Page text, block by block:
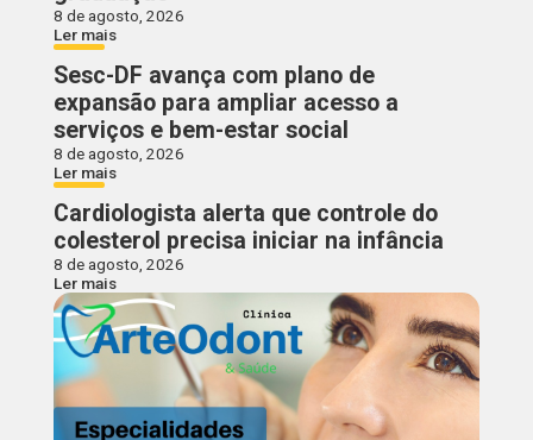
8 de agosto, 2026
Ler mais
Sesc-DF avança com plano de
expansão para ampliar acesso a
serviços e bem-estar social
8 de agosto, 2026
Ler mais
Cardiologista alerta que controle do
colesterol precisa iniciar na infância
8 de agosto, 2026
Ler mais